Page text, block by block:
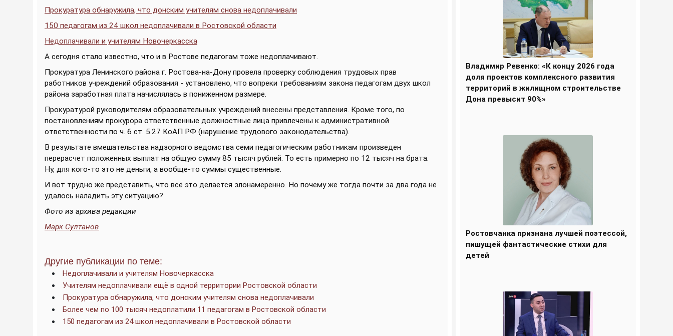
Прокуратура обнаружила, что донским учителям снова недоплачивали
150 педагогам из 24 школ недоплачивали в Ростовской области
Недоплачивали и учителям Новочеркасска
А сегодня стало известно, что и в Ростове педагогам тоже недоплачивают.
Прокуратура Ленинского района г. Ростова-на-Дону провела проверку соблюдения трудовых прав
работников учреждений образования - установлено, что вопреки требованиям закона педагогам двух школ
района заработная плата начислялась в пониженном размере.
Прокуратурой руководителям образовательных учреждений внесены представления. Кроме того, по
постановлениям прокурора ответственные должностные лица привлечены к административной
ответственности по ч. 6 ст. 5.27 КоАП РФ (нарушение трудового законодательства).
В результате вмешательства надзорного ведомства семи педагогическим работникам произведен
перерасчет положенных выплат на общую сумму 85 тысяч рублей. То есть примерно по 12 тысяч на брата.
Ну, для кого-то это не деньги, а вообще-то суммы существенные.
И вот трудно же представить, что всё это делается злонамеренно. Но почему же тогда почти за два года не
удалось наладить эту ситуацию?
Фото из архива редакции
Марк Султанов
Другие публикации по теме:
Недоплачивали и учителям Новочеркасска
Учителям недоплачивали ещё в одной территории Ростовской области
Прокуратура обнаружила, что донским учителям снова недоплачивали
Более чем по 100 тысяч недоплатили 11 педагогам в Ростовской области
150 педагогам из 24 школ недоплачивали в Ростовской области
Владимир Ревенко: «К концу 2026 года
доля проектов комплексного развития
территорий в жилищном строительстве
Дона превысит 90%»
Ростовчанка признана лучшей поэтессой,
пишущей фантастические стихи для
детей